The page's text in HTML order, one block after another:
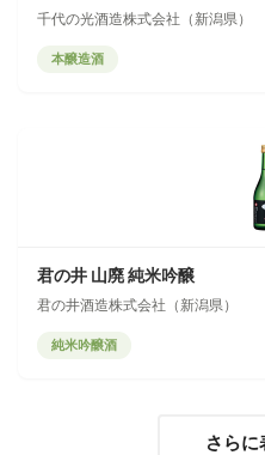
千代の光酒造株式会社（新潟県）
本醸造酒
君の井 山廃 純米吟醸
君の井酒造株式会社（新潟県）
純米吟醸酒
さらに